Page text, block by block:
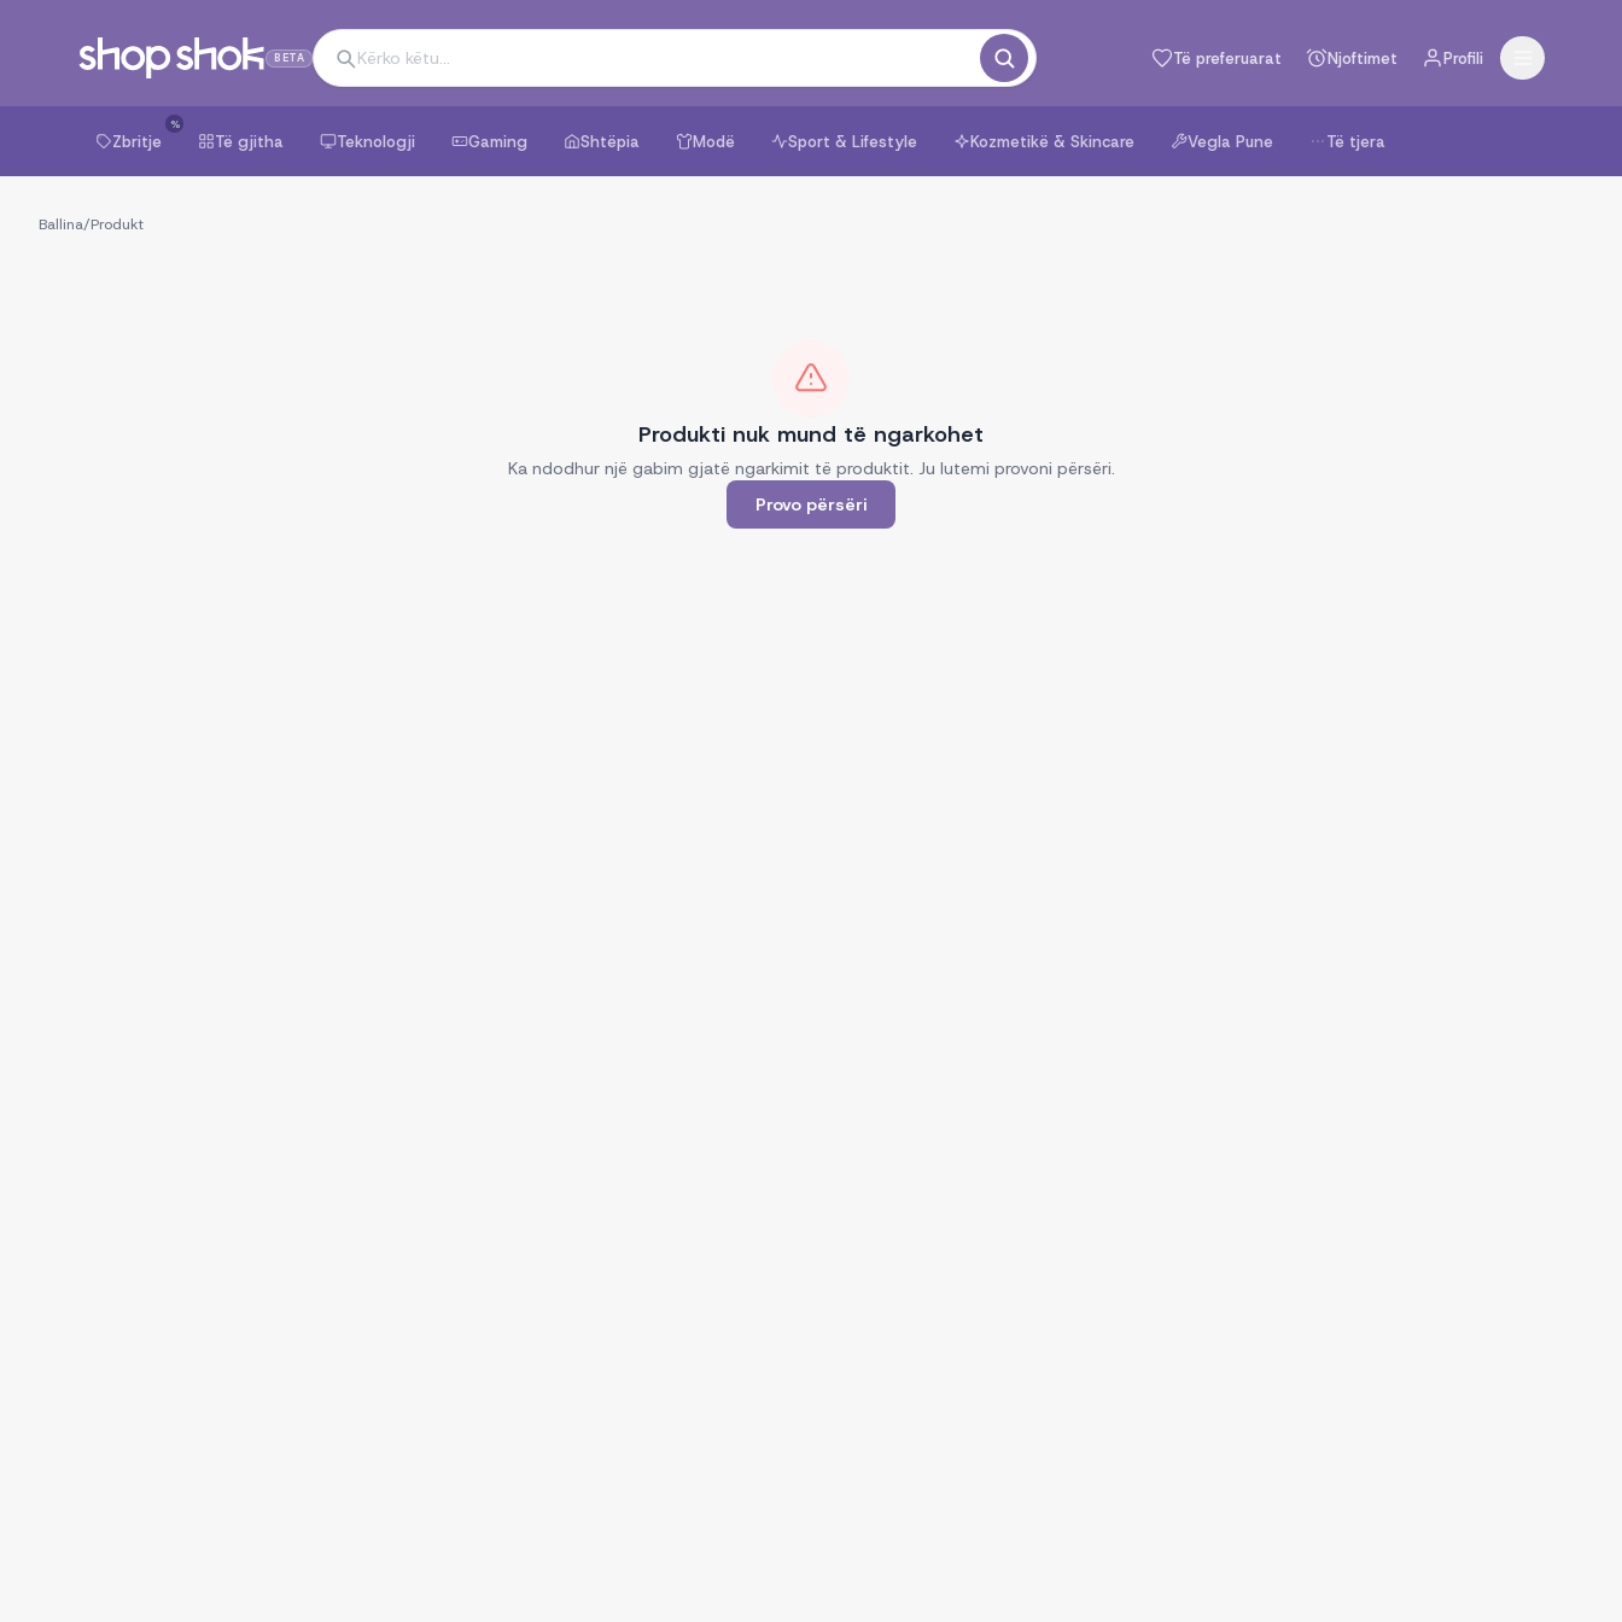
BETA Të preferuarat Njoftimet Profili
Zbritje
%
Të gjitha Teknologji Gaming Shtëpia Modë Sport & Lifestyle Kozmetikë & Skincare Vegla Pune Të tjera
Ballina/Produkt
Produkti nuk mund të ngarkohet
Ka ndodhur një gabim gjatë ngarkimit të produktit. Ju lutemi provoni përsëri.
Provo përsëri